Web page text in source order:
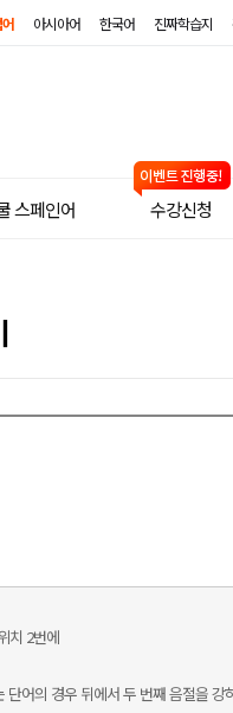
아시아어 한국어 진짜학습지
스페인어 수강신청
치 2번에
단어의 경우 뒤에서 두 번째 음절을